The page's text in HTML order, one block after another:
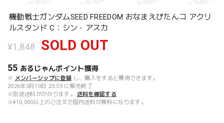
機動戦士ガンダムSEED FREEDOM おなまえぴたんコ アクリ
ルスタンド C：シン・アスカ
¥1,848 SOLD OUT
55 あるじゃんポイント獲得
※ メンバーシップに登録 し、購入をすると獲得できます。
2026年3月10日 23:59 に販売終了
※別途送料がかかります。
送料を確認する
※¥10,000以上のご注文で国内送料が無料になります。